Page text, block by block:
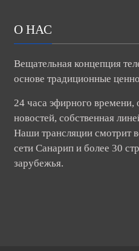
О НАС
Вещательная концепция
основе традиционные
24 часа эфирного времени,
новостей, собственная
Наши трансляции смотрит
сети Санарип и более 30
зарубежья.